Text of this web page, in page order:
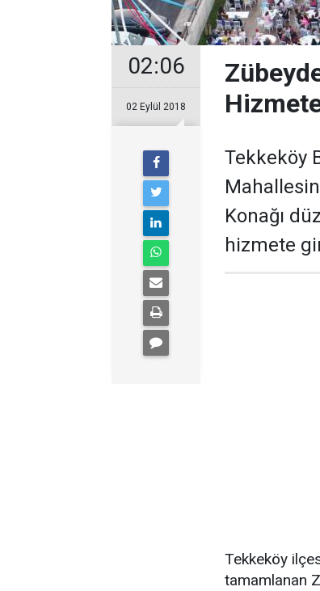
02:06
02 Eylül 2018
Tekkeköy
Konağı
hizmete
Tekkeköy
tamamlanan